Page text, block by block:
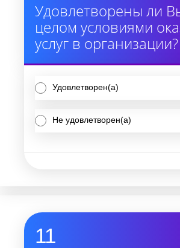
Удовлетворены ли
целом условиями
услуг в организации?
Удовлетворен(а)
Не удовлетворен(а)
11